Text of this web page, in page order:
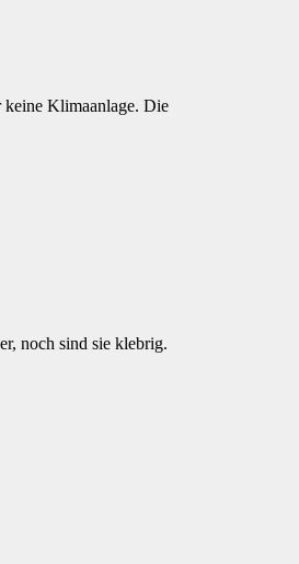
keine Klimaanlage. Die
noch sind sie klebrig.